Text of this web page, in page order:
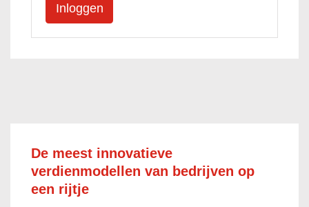
De meest innovatieve
verdienmodellen van bedrijven op
een rijtje